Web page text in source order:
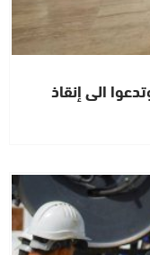
الى إنقاذ